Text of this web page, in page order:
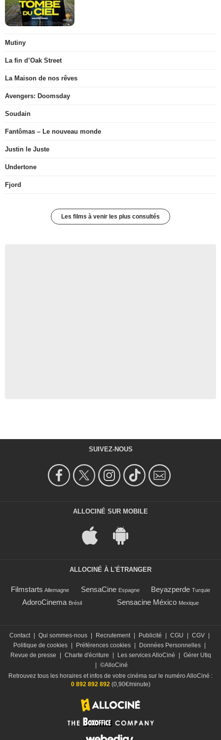
Mutiny
La fin d’Oak Street
La Maison de nos rêves
Avengers: Doomsday
Soudain
Fantômas – Le nouveau monde
Justin le Juste
Undertone
Fjord
Les films à venir les plus consultés
SUIVEZ-NOUS
ALLOCINÉ SUR MOBILE
ALLOCINÉ À L'ÉTRANGER
Filmstarts Allemagne SensaCine Espagne Beyazperde Turquie
AdoroCinema Brésil Sensacine México Mexique
Contact | Qui sommes-nous | Recrutement | Publicité | CGU | CGV |
Politique de cookies | Préférences cookies | Données Personnelles |
Revue de presse
| Charte d'écriture | Les services AlloCiné | Gérer Utiq
| ©AlloCiné
Retrouvez tous les horaires et infos de votre cinéma sur le numéro AlloCiné :
0 892 892 892 (0,90€/minute)